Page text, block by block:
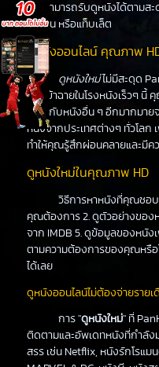
คุณสามารถรับดูหนังได้ตามสะ
ร์ทโฟน หรือแท็บเล็ต
ดูหนังออนไลน์ คุณภาพ
ดูหนังใหม่ไม่มีสะดุด
ที่จะเข้าฉายในโรงหนังเร็วๆ
เดียวกับหนังอื่น ๆ อีกมากมา
หนังจากประเทศต่างๆ ทั่วโล
ทำให้คุณรู้สึกผ่อนคลายและมี
ดูหนังใหม่ในคุณภาพ HD
วิธีการหาหนังที่คุณชอบ
คุณต้องการ 2. ดูตัวอย่างของ
จาก IMDB 5. ดูข้อมูลของหนัง
ตามความต้องการของคุณหรื
ได้เลย
ดูหนังออนไลน์ไม่ต้องจ่ายรายเ
การ "ดูหนังใหม่" ที่
ติดตามและอัพเดทหนังที่กำลัง
สรร เช่น Netflix, หนังรักโรแ